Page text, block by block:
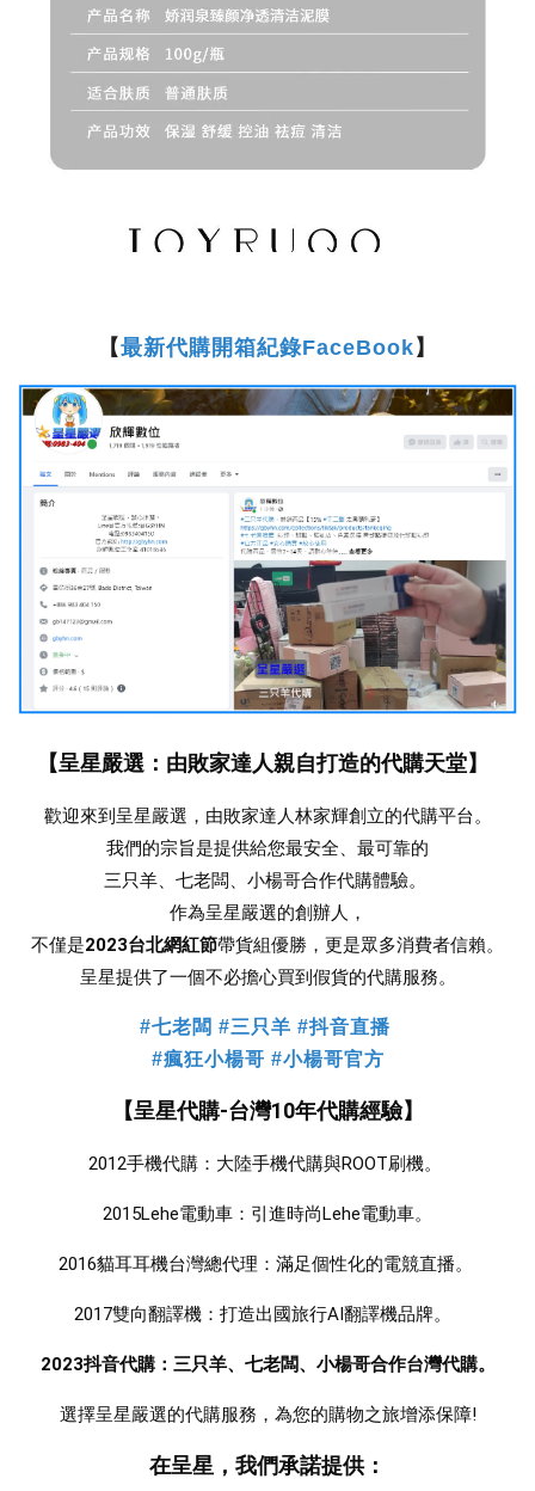
【最新代購開箱紀錄FaceBook 】
【呈星嚴選：由敗家達人親自打造的代購天堂】
歡迎來到呈星嚴選，由敗家達人林家輝創立的代購平台。
我們的宗旨是提供給您最安全、最可靠的
三只羊、七老闆、小楊哥合作代購體驗。
作為呈星嚴選的創辦人，
不僅是2023台北網紅節帶貨組優勝，更是眾多消費者信賴。
呈星提供了一個不必擔心買到假貨的代購服務。
#七老闆 #三只羊 #抖音直播
#瘋狂小楊哥 #小楊哥官方
【呈星代購-台灣10年代購經驗】
2012手機代購：大陸手機代購與ROOT刷機。
2015Lehe電動車：引進時尚Lehe電動車。
2016貓耳耳機台灣總代理：滿足個性化的電競直播。
2017雙向翻譯機：打造出國旅行AI翻譯機品牌。
2023抖音代購：三只羊、七老闆、小楊哥合作台灣代購。
選擇呈星嚴選的代購服務，為您的購物之旅增添保障!
在呈星，我們承諾提供：